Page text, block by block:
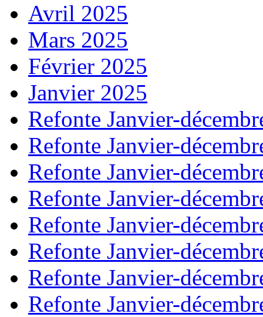
Avril 2025
Mars 2025
Février 2025
Janvier 2025
Refonte Janvier-
Refonte Janvier-
Refonte Janvier-
Refonte Janvier-
Refonte Janvier-
Refonte Janvier-
Refonte Janvier-
Refonte Janvier-